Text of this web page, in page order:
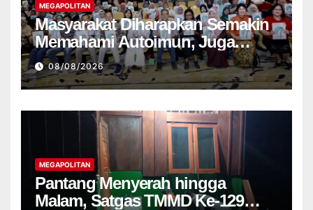
MEGAPOLITAN
Masyarakat Diharapkan Semakin
Memahami Autoimun, Juga
Kalangan Wartawan
08/08/2026
MEGAPOLITAN
Pantang Menyerah hingga
Malam, Satgas TMMD Ke-129